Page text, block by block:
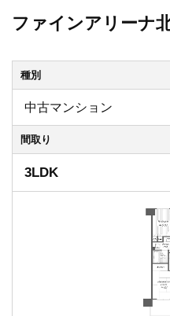
ファインアリーナ
種別
中古マンション
間取り
3LDK